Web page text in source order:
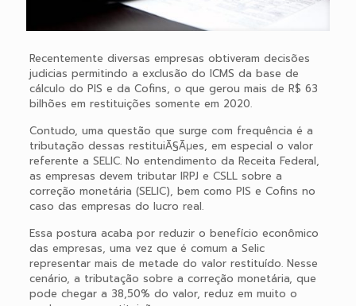
Recentemente diversas empresas obtiveram decisões
judicias permitindo a exclusão do ICMS da base de
cálculo do PIS e da Cofins, o que gerou mais de R$ 63
bilhões em restituições somente em 2020.
Contudo, uma questão que surge com frequência é a
tributação dessas restituiÃ§Ãµes, em especial o valor
referente a SELIC. No entendimento da Receita Federal,
as empresas devem tributar IRPJ e CSLL sobre a
correção monetária (SELIC), bem como PIS e Cofins no
caso das empresas do lucro real.
Essa postura acaba por reduzir o benefício econômico
das empresas, uma vez que é comum a Selic
representar mais de metade do valor restituído. Nesse
cenário, a tributação sobre a correção monetária, que
pode chegar a 38,50% do valor, reduz em muito o